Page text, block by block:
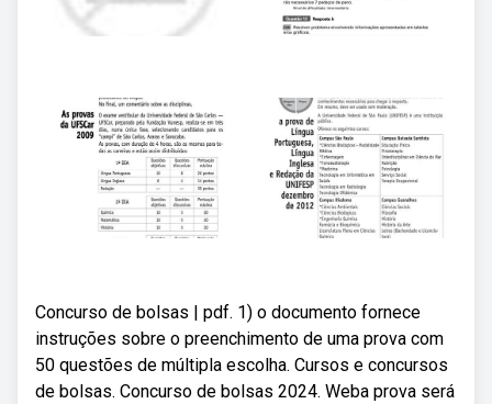
Concurso de bolsas | pdf. 1) o documento fornece
instruções sobre o preenchimento de uma prova com
50 questões de múltipla escolha. Cursos e concursos
de bolsas. Concurso de bolsas 2024. Weba prova será